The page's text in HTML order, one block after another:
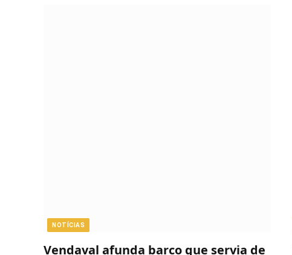
NOTÍCIAS
Vendaval afunda barco que servia de